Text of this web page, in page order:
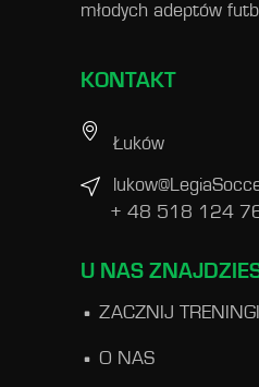
młodych adeptów
KONTAKT
Łuków
+ 48 518 124
U NAS
ZACZNIJ TRENINGI
O NAS